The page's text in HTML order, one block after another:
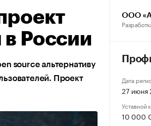
России
source альтернативу
Проект
ООО
Дата
27 июня
Уставной
10 000